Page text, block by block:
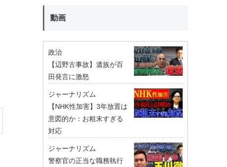
動画
政治
【辺野古事故】遺族が百
田発言に激怒
ジャーナリズム
【NHK性加害】3年放置は
意図的か：お粗末すぎる
対応
ジャーナリズム
警察官の正当な職務執行